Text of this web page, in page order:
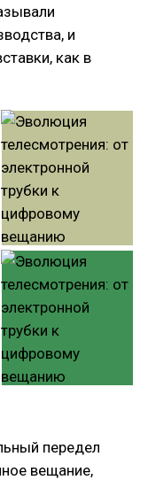
и
как в
передел
вещание,